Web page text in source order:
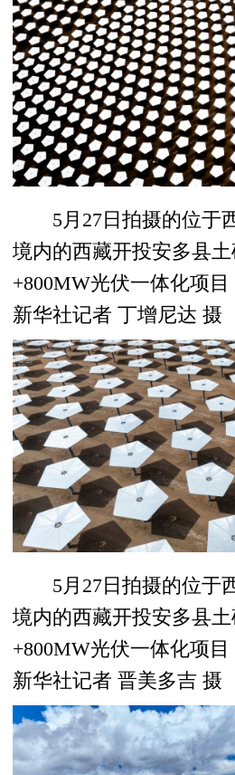
5月27日拍摄的位于
境内的西藏开投安多县
+800MW光伏一体化项目
新华社记者 丁增尼达 摄
5月27日拍摄的位于
境内的西藏开投安多县
+800MW光伏一体化项目
新华社记者 晋美多吉 摄